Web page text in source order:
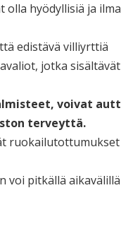
hyödyllisiä ja
edistävä villiyrttiä
jotka
voivat
terveyttä.
pitkällä